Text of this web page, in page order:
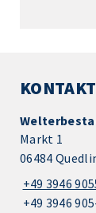
KONTAKT
Markt 1
06484
+49 3946
+49 3946